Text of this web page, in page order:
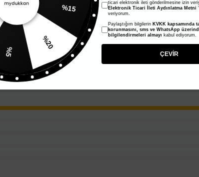
%20
%5
ticari elektronik ileti gönderilmesine izin
Elektronik Ticari İleti Aydınlatma Metni
veriyorum.
Paylaştığım bilgilerin KVKK kapsamında
korunmasını, sms ve WhatsApp
bilgilendirmeleri almayı kabul ediyorum.
ÇEVİR